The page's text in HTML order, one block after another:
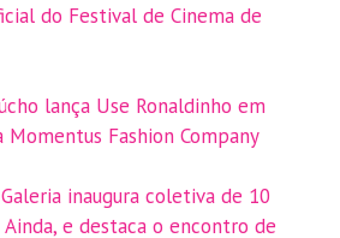
do Festival de Cinema de
lança Use Ronaldinho em
Momentus Fashion Company
inaugura coletiva de 10
Ainda, e destaca o encontro de